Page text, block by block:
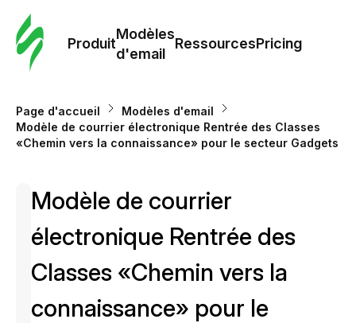
Produit
Modèles
d'email
RessourcesPricing
Page d'accueil
Modèles d'email
Modèle de courrier électronique Rentrée des Classes
«Chemin vers la connaissance» pour le secteur Gadgets
Modèle de courrier
électronique Rentrée des
Classes «Chemin vers la
connaissance» pour le